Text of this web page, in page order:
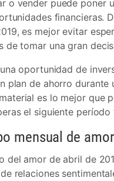
o vender puede poner
financieras.
es mejor evitar
de tomar una gran
oportunidad de
plan de ahorro durante
es lo mejor que
el siguiente período
mensual de amor
del amor de abril de
relaciones